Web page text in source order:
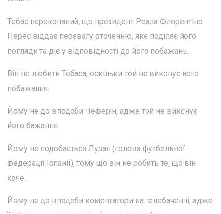
Тебас переконаний, що президент Реала Флорентіно
Перес віддає перевагу оточенню, яке поділяє його
погляди та діє у відповідності до його побажань.
Він не любить Тебаса, оскільки той не виконує його
побажання.
Йому не до вподоби Чеферін, адже той не виконує
його бажання.
Йому не подобається Лузан (голова футбольної
федерації Іспанії), тому що він не робить те, що він
хоче.
Йому не до вподоби коментатори на телебаченні, адже